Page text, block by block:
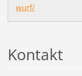
wurf/
Kontakt